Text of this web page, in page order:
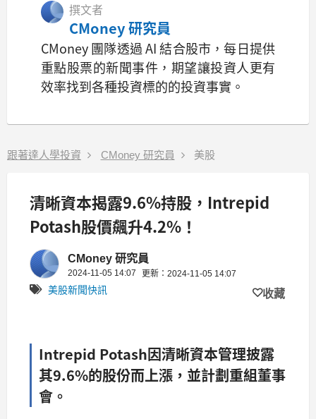
撰文者
CMoney 研究員
CMoney 團隊透過 AI 結合股市，每日提供
重點股票的新聞事件，期望讓投資人更有
效率找到各種投資標的的投資事實。
跟著達人學投資 CMoney 研究員 美股
清晰資本揭露9.6%持股，Intrepid
Potash股價飆升4.2%！
CMoney 研究員
2024-11-05 14:07 更新：2024-11-05 14:07
美股新聞快訊 收藏
Intrepid Potash因清晰資本管理披露
其9.6%的股份而上漲，並計劃重組董事
會。